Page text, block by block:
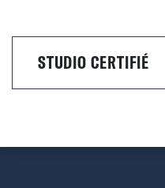
STUDIO CERTIFIÉ